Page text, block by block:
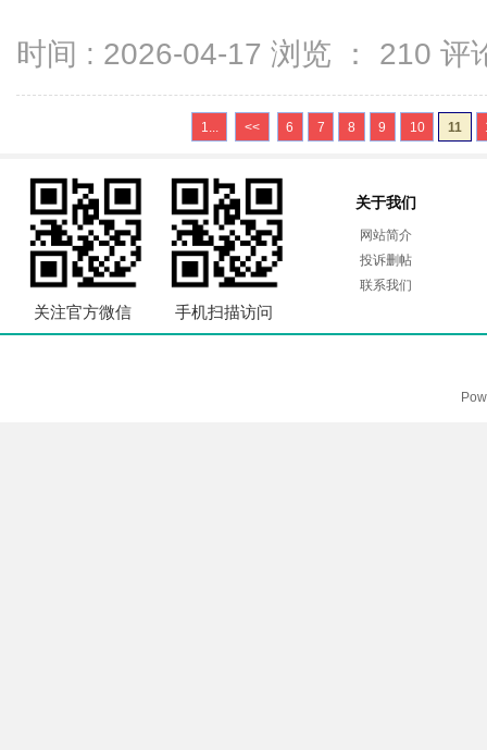
时间 : 2026-04-17 浏览 ： 210 评
1... << 6 7 8 9 10 11
关注官方微信 手机扫描访问
关于我们
网站简介
投诉删帖
联系我们